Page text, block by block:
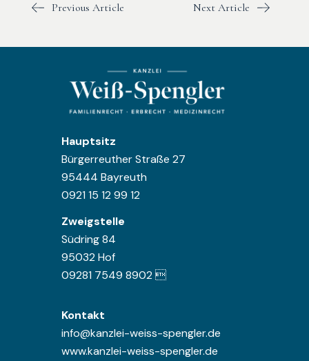
Previous Article Next Article
Hauptsitz
Bürgerreuther Straße 27
95444 Bayreuth
0921 15 12 99 12
Zweigstelle
Südring 84
95032 Hof
09281 7549 8902 
Kontakt
info@kanzlei-weiss-spengler.de
www.kanzlei-weiss-spengler.de